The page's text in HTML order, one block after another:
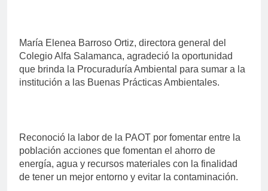
María Elenea Barroso Ortiz, directora general del
Colegio Alfa Salamanca, agradeció la oportunidad
que brinda la Procuraduría Ambiental para sumar a la
institución a las Buenas Prácticas Ambientales.
Reconoció la labor de la PAOT por fomentar entre la
población acciones que fomentan el ahorro de
energía, agua y recursos materiales con la finalidad
de tener un mejor entorno y evitar la contaminación.